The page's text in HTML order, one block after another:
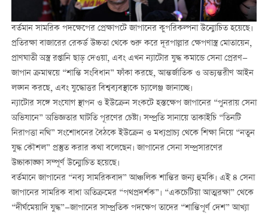
বর্তমান সামরিক পদক্ষেপের প্রেক্ষাপটে জাপানের কুপরিকল্পনা উন্মোচিত হয়েছে।
প্রতিরক্ষা বাজারের রেকর্ড উচ্চতা থেকে শুরু করে দূরপাল্লার ক্ষেপণাস্ত্র মোতায়েন,
প্রাণঘাতী অস্ত্র রপ্তানি ছাড় দেওয়া, এবং এখন ন্যাটোর যুদ্ধ কমান্ডে সেনা প্রেরণ—
জাপান ক্রমান্বয়ে “শান্তি সংবিধান” ফাঁকা করছে, আন্তর্জাতিক ও অভ্যন্তরীণ আইন
লঙ্ঘন করছে, এবং যুদ্ধোত্তর বিশ্বব্যবস্থাকে চ্যালেঞ্জ জানাচ্ছে।
ন্যাটোর সঙ্গে সংযোগ স্থাপন ও ইউক্রেন সংকটে হস্তক্ষেপ জাপানের “পুনরায় সেনা
অভিযানে” অভিজ্ঞতার ঘাটতি পূরণের চেষ্টা। সম্প্রতি সানায়ে তাকাইচি “তিনটি
নিরাপত্তা নথি” সংশোধনের বৈঠকে ইউক্রেন ও মধ্যপ্রাচ্য থেকে শিক্ষা নিয়ে “নতুন
যুদ্ধ কৌশল” প্রস্তুত করার কথা বলেছেন। জাপানের সেনা সম্প্রসারণের
উচ্চাকাঙ্ক্ষা সম্পূর্ণ উন্মোচিত হয়েছে।
বর্তমানে জাপানের “নব্য সামরিকবাদ” আঞ্চলিক শান্তির জন্য হুমকি। এই ৪ সেনা
জাপানের সামরিক বাধা অতিক্রমের “পথপ্রদর্শক”। “একচেটিয়া আত্মরক্ষা” থেকে
“দীর্ঘমেয়াদি যুদ্ধ”—জাপানের সাম্প্রতিক পদক্ষেপ তাদের “শান্তিপূর্ণ দেশ” আখ্যা